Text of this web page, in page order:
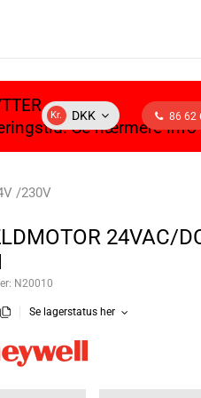
Kr. DKK 86 62
Se nærmere info
/230V
24VAC/
N20010
Se lagerstatus her